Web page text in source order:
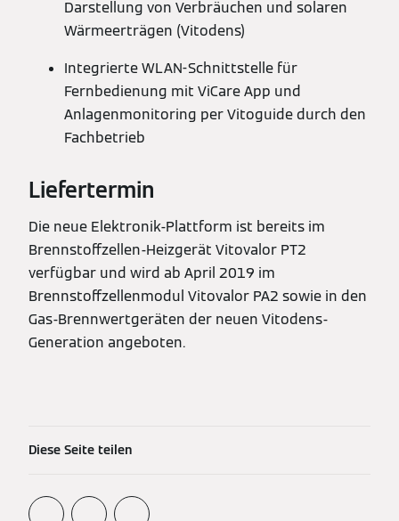
Darstellung von Verbräuchen und solaren
Wärmeerträgen (Vitodens)
Integrierte WLAN-Schnittstelle für
Fernbedienung mit ViCare App und
Anlagenmonitoring per Vitoguide durch den
Fachbetrieb
Liefertermin
Die neue Elektronik-Plattform ist bereits im
Brennstoffzellen-Heizgerät Vitovalor PT2
verfügbar und wird ab April 2019 im
Brennstoffzellenmodul Vitovalor PA2 sowie in den
Gas-Brennwertgeräten der neuen Vitodens-
Generation angeboten.
Diese Seite teilen